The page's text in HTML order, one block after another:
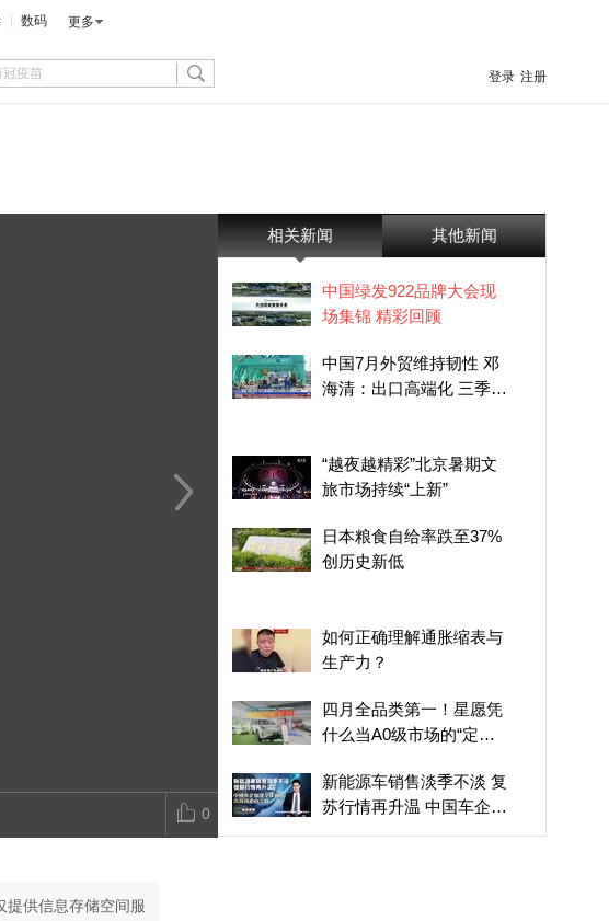
数码 更多
登录 注册
美国7月非农就业岗位意
经济政策一线微观察
｜“微更新”激活小镇夜经
0
相关新闻 其他新闻
中国绿发922品牌大会现
场集锦 精彩回顾
中国7月外贸维持韧性 邓
海清：出口高端化 三季度
“越夜越精彩”北京暑期文
旅市场持续“上新”
日本粮食自给率跌至37%
创历史新低
如何正确理解通胀缩表与
生产力？
四月全品类第一！星愿凭
什么当A0级市场的“定海
新能源车销售淡季不淡 复
苏行情再升温 中国车企加
速全球布局 出海成必由之
提供信息存储空间服